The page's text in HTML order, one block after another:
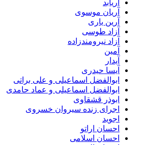
آریابد
آریان موسوی
آرین یاری
آزاد طوسی
آزاد نیرومندزاده
آمین
آیدار
آیسا حیدری
ابوالفضل اسماعیلی و علی براتی
ابوالفضل اسماعیلی و عماد حامدی
ابوذر قشقاوی
اجرای زنده سیروان خسروی
اجوید
احسان اراتو
احسان اسلامی